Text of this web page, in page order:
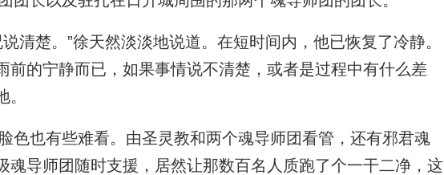
清楚。”徐天然淡淡地说道。在短时间内，他已恢复了冷静。
前的宁静而已，如果事情说不清楚，或者是过程中有什么差
也有些难看。由圣灵教和两个魂导师团看管，还有邪君魂
魂导师团随时支援，居然让那数百名人质跑了个一干二净，这